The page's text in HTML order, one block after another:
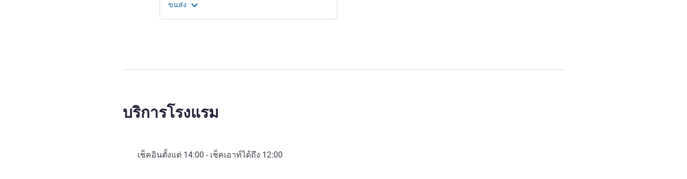
ขนส่ง
บริการโรงแรม
เช็คอินตั้งแต่ 14:00 - เช็คเอาท์ได้ถึง 12:00